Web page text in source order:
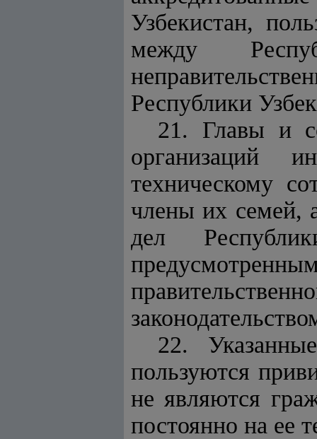
Узбекистан,
между
Республики
21. Главы и
организаций
техническому
члены их семей,
дел
22.
пользуются
не являются
постоянно на ее